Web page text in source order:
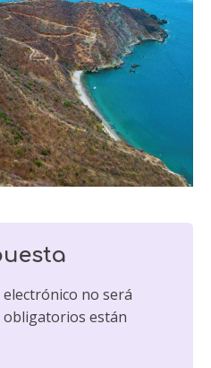
no será
obligatorios están